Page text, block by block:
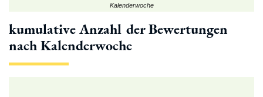
Kalenderwoche
kumulative Anzahl der Bewertungen
nach Kalenderwoche